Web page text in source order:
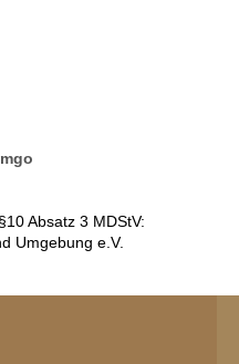
Absatz 3 MDStV:
Umgebung e.V.